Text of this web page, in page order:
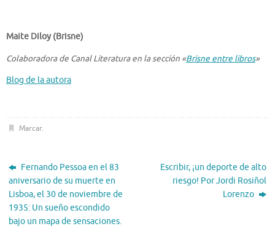
Maite Diloy (Brisne)
Colaboradora de Canal Literatura en la sección «Brisne entre libros»
Blog de la autora
Marcar.
Fernando Pessoa en el 83
aniversario de su muerte en
Lisboa, el 30 de noviembre de
1935: Un sueño escondido
bajo un mapa de sensaciones.
Escribir, ¡un deporte de alto
riesgo! Por Jordi Rosiñol
Lorenzo